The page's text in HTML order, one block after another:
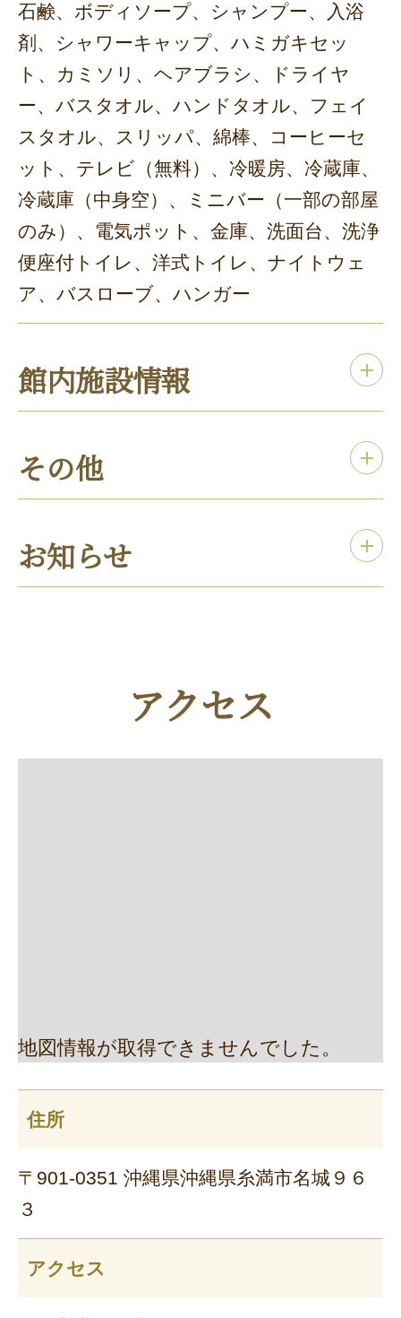
石鹸、ボディソープ、シャンプー、入浴
剤、シャワーキャップ、ハミガキセッ
ト、カミソリ、ヘアブラシ、ドライヤ
ー、バスタオル、ハンドタオル、フェイ
スタオル、スリッパ、綿棒、コーヒーセ
ット、テレビ（無料）、冷暖房、冷蔵庫、
冷蔵庫（中身空）、ミニバー（一部の部屋
のみ）、電気ポット、金庫、洗面台、洗浄
便座付トイレ、洋式トイレ、ナイトウェ
ア、バスローブ、ハンガー
館内施設情報
その他
お知らせ
アクセス
地図情報が取得できませんでした。
住所
〒901-0351 沖縄県沖縄県糸満市名城９６
３
アクセス